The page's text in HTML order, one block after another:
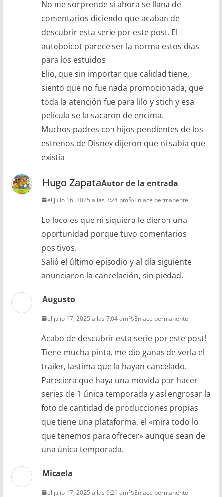
No me sorprende si ahora se llana de
comentarios diciendo que acaban de
descubrir esta serie por este post. El
autoboicot parece ser la norma estos días
para los estuidos
Elio, que sin importar que calidad tiene,
siento que no fue nada promocionada, que
toda la atención fue para lilo y stich y esa
película se la sacaron de encima.
Muchos padres con hijos pendientes de los
estrenos de Disney dijeron que ni sabia que
existía
Hugo ZapataAutor de la entrada
el julio 16, 2025 a las 3:24 pm Enlace permanente
Lo loco es que ni siquiera le dieron una
oportunidad porque tuvo comentarios
positivos.
Salió el último episodio y al día siguiente
anunciaron la cancelación, sin piedad.
Augusto
el julio 17, 2025 a las 7:04 am Enlace permanente
Acabo de descubrir esta serie por este post!
Tiene mucha pinta, me dio ganas de verla el
trailer, lastima que la hayan cancelado.
Pareciera que haya una movida por hacer
series de 1 única temporada y así engrosar la
foto de cantidad de producciones propias
que tiene una plataforma, el «mira todo lo
que tenemos para ofrecer» aunque sean de
una única temporada.
Micaela
el julio 17, 2025 a las 9:21 am Enlace permanente